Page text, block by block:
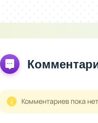
Комментариев пока